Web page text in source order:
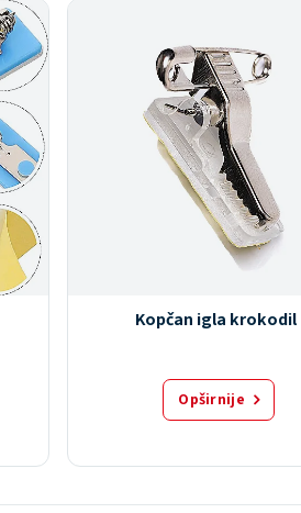
Kopčan igla krokodil
Opširnije